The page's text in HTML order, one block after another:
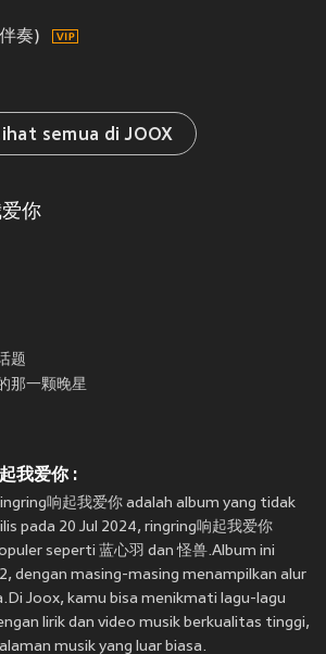
奏)
semua di JOOX
你
题
那一颗晚星
我爱你 :
响起我爱你 adalah album yang tidak
pada 20 Jul 2024, ringring响起我爱你
seperti 蓝心羽 dan 怪兽.Album ini
dengan masing-masing menampilkan alur
Joox, kamu bisa menikmati lagu-lagu
lirik dan video musik berkualitas tinggi,
musik yang luar biasa.